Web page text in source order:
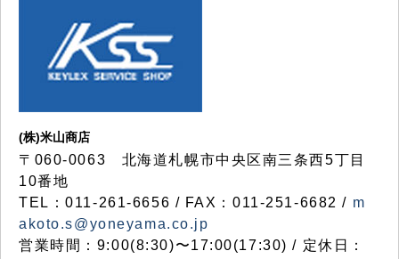
(株)米山商店
〒060-0063 北海道札幌市中央区南三条西5丁目
10番地
TEL：011-261-6656 / FAX：011-251-6682 / m
akoto.s@yoneyama.co.jp
営業時間：9:00(8:30)〜17:00(17:30) / 定休日：